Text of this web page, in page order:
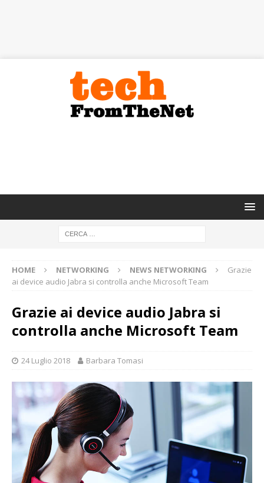
HOME NETWORKING NEWS NETWORKING
Grazie
ai device audio Jabra si controlla anche Microsoft Team
Grazie ai device audio Jabra si
controlla anche Microsoft Team
24 Luglio 2018 Barbara Tomasi